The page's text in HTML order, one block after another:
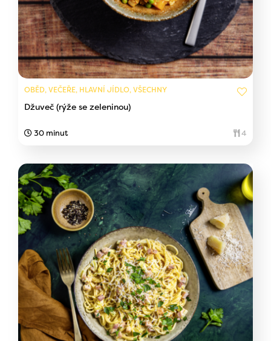
OBĚD, VEČEŘE, HLAVNÍ JÍDLO, VŠECHNY
Džuveč (rýže se zeleninou)
30 minut 4